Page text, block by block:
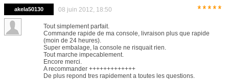
akela50130 08 juin 2012, 18:50 *****
Tout simplement parfait.
Commande rapide de ma console, livraison plus que rapide
(moin de 24 heures).
Super embalage, la console ne risquait rien.
Tout marche impecablement.
Encore merci.
A recommander +++++++++++++
De plus repond tres rapidement a toutes les questions.